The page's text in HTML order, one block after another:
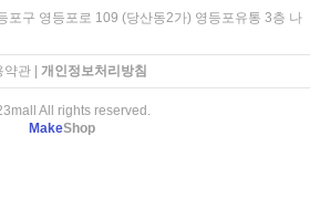
포구 영등포로 109 (당산동2가) 영등포유통 3층 나
약관| 개인정보처리방침
All rights reserved.
MakeShop